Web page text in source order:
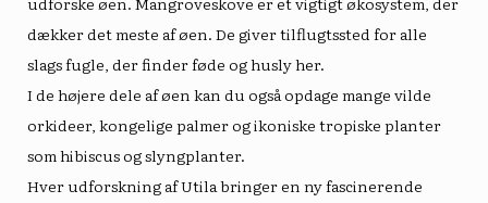
dækker det meste af øen. De giver tilflugtssted for alle
slags fugle, der finder føde og husly her.
I de højere dele af øen kan du også opdage mange vilde
orkideer, kongelige palmer og ikoniske tropiske planter
som hibiscus og slyngplanter.
Hver udforskning af Utila bringer en ny fascinerende